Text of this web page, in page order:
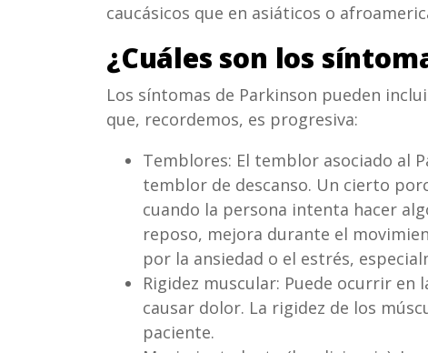
caucásicos que en asiáticos o
¿Cuáles son los
Los síntomas de Parkinson pueden
que, recordemos, es progresiva:
Temblores: El temblor asociado al
temblor de descanso. Un cierto
cuando la persona intenta hacer
reposo, mejora durante el
por la ansiedad o el estrés,
Rigidez muscular: Puede ocurrir
causar dolor. La rigidez de los
paciente.